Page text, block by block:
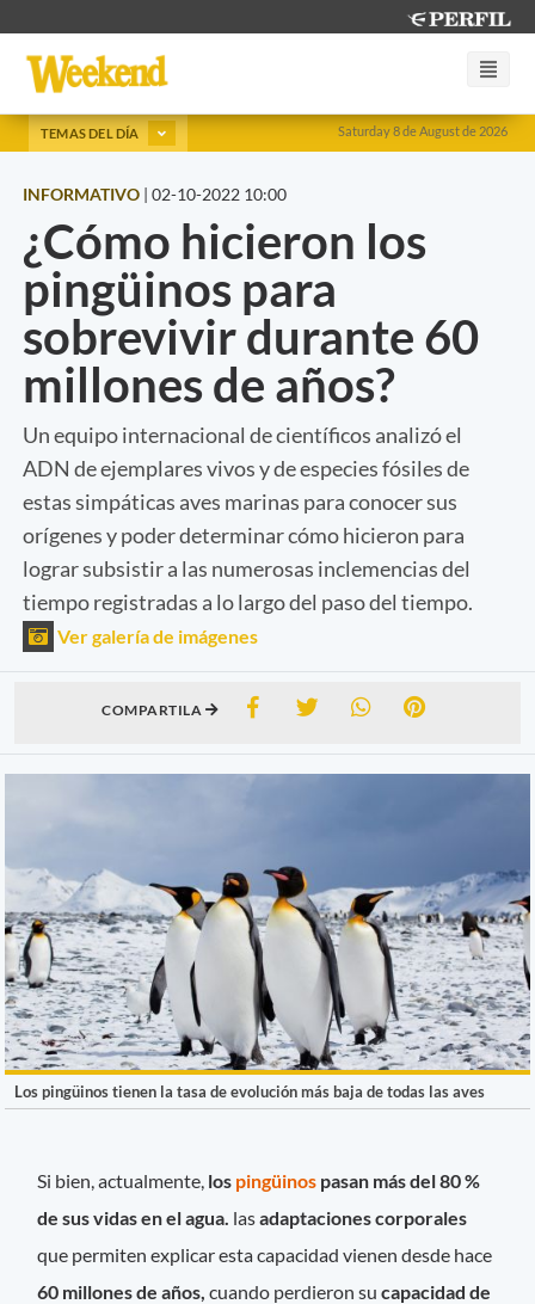
Saturday 8 de August de 2026
TEMAS DEL DÍA
INFORMATIVO | 02-10-2022 10:00
¿Cómo hicieron los
pingüinos para
sobrevivir durante 60
millones de años?
Un equipo internacional de científicos analizó el
ADN de ejemplares vivos y de especies fósiles de
estas simpáticas aves marinas para conocer sus
orígenes y poder determinar cómo hicieron para
lograr subsistir a las numerosas inclemencias del
tiempo registradas a lo largo del paso del tiempo.
Ver galería de imágenes
COMPARTILA
Los pingüinos tienen la tasa de evolución más baja de todas las aves
Si bien, actualmente, los pingüinos pasan más del 80 %
de sus vidas en el agua. lasadaptaciones corporales
que permiten explicar esta capacidad vienen desde hace
60 millones de años,cuando perdieron sucapacidad de